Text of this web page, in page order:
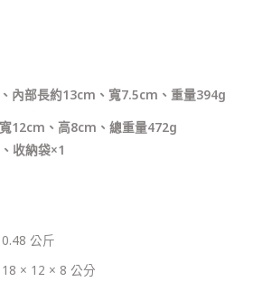
內部長約13cm、寬7.5cm、重量394g
12cm、高8cm、總重量472g
收納袋×1
0.48 公斤
18 × 12 × 8 公分